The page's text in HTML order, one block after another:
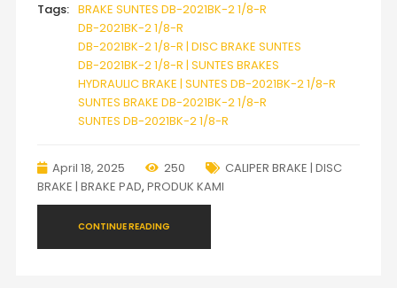
Tags: BRAKE SUNTES DB-2021BK-2 1/8-R
DB-2021BK-2 1/8-R
DB-2021BK-2 1/8-R | DISC BRAKE SUNTES
DB-2021BK-2 1/8-R | SUNTES BRAKES
HYDRAULIC BRAKE | SUNTES DB-2021BK-2 1/8-R
SUNTES BRAKE DB-2021BK-2 1/8-R
SUNTES DB-2021BK-2 1/8-R
April 18, 2025 250
CALIPER BRAKE | DISC
BRAKE | BRAKE PAD, PRODUK KAMI
CONTINUE READING